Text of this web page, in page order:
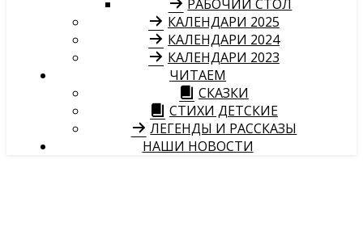
РАБОЧИЙ СТОЛ
КАЛЕНДАРИ 2025
КАЛЕНДАРИ 2024
КАЛЕНДАРИ 2023
ЧИТАЕМ
СКАЗКИ
СТИХИ ДЕТСКИЕ
ЛЕГЕНДЫ И РАССКАЗЫ
НАШИ НОВОСТИ